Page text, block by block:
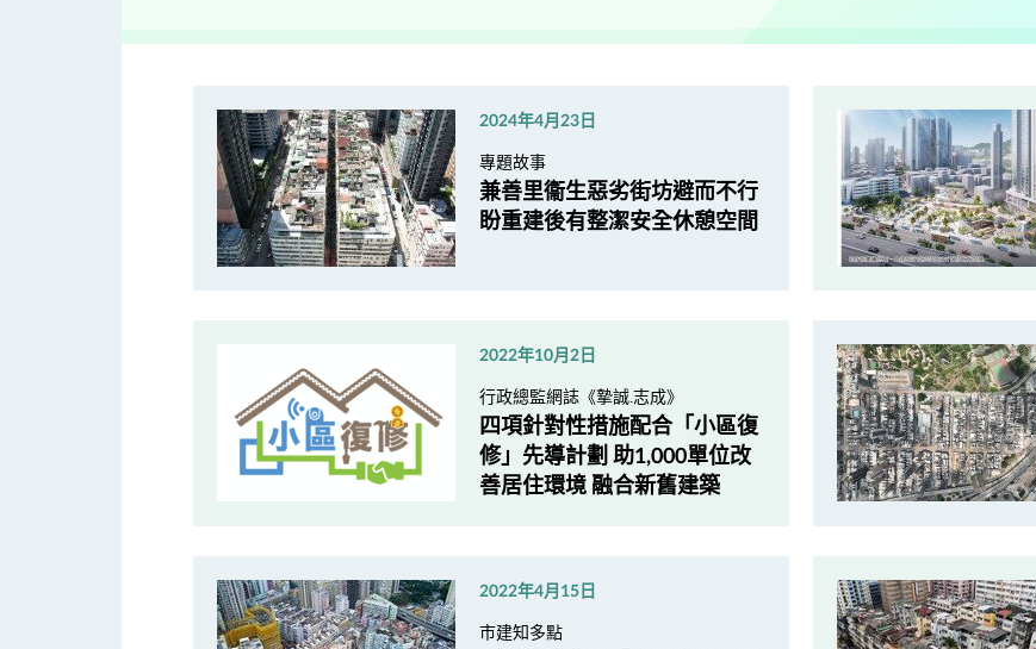
2024年4月23日
專題故事
兼善里衞生惡劣街坊避而不行
盼重建後有整潔安全休憩空間
2022年10月2日
行政總監網誌《摯誠.志成》
四項針對性措施配合「小區復
修」先導計劃 助1,000單位改
善居住環境 融合新舊建築
2022年4月15日
市建知多點